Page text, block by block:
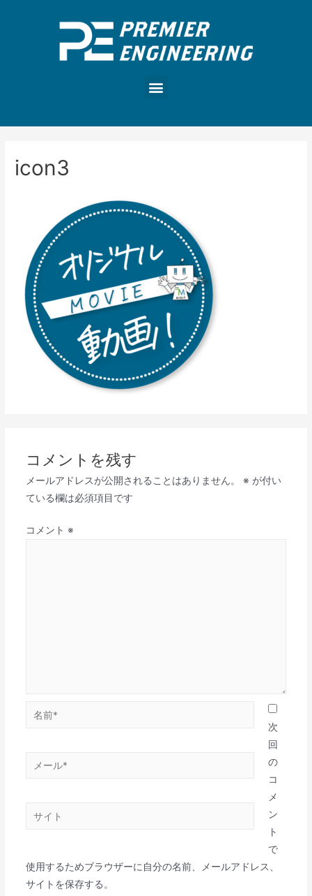
icon3
コメントを残す
メールアドレスが公開されることはありません。 ※ が付い
ている欄は必須項目です
コメント ※
次
回
の
コ
メ
ン
ト
で
使用するためブラウザーに自分の名前、メールアドレス、
サイトを保存する。